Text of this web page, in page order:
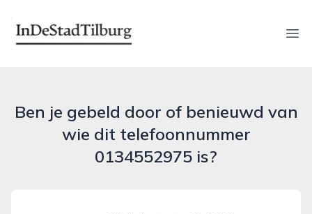
indestadtilburg.nl
Ben je gebeld door of benieuwd van
wie dit telefoonnummer
0134552975 is?